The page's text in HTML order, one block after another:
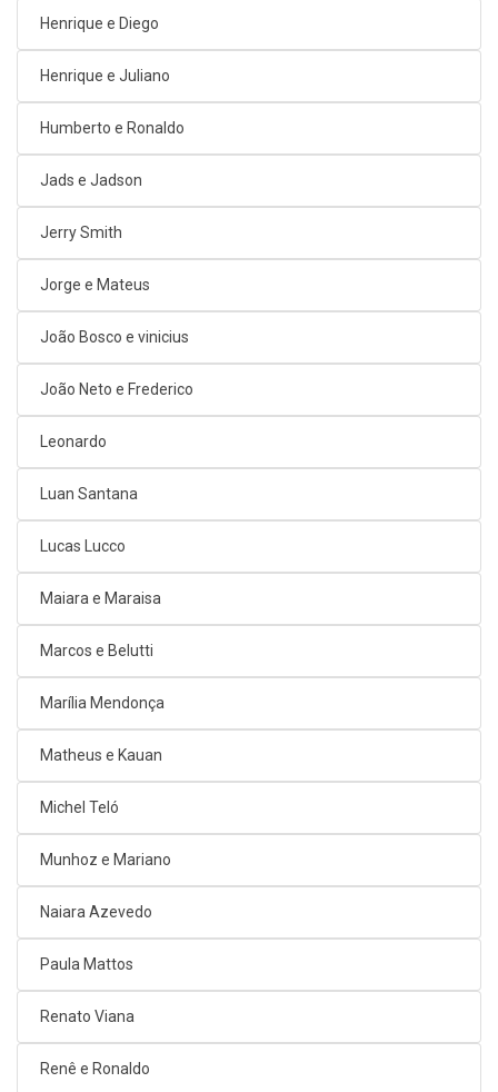
Henrique e Diego
Henrique e Juliano
Humberto e Ronaldo
Jads e Jadson
Jerry Smith
Jorge e Mateus
João Bosco e vinicius
João Neto e Frederico
Leonardo
Luan Santana
Lucas Lucco
Maiara e Maraisa
Marcos e Belutti
Marília Mendonça
Matheus e Kauan
Michel Teló
Munhoz e Mariano
Naiara Azevedo
Paula Mattos
Renato Viana
Renê e Ronaldo